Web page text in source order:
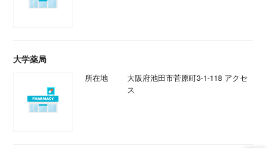
大学薬局
所在地
大阪府池田市菅原町3-1-118 アクセ
ス